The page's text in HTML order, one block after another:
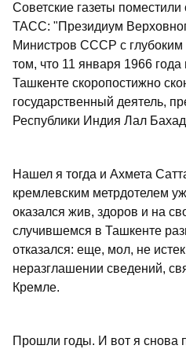
Советские газеты
ТАСС: "Президиум
Министров СССР с
том, что 11 января 1966 года
Ташкенте скоропостижно
государственный деятель,
Республики Индия Лал
Нашел я тогда и Ахмета
кремлевским метрдотелем
оказался жив, здоров и на
случившемся в Ташкенте
отказался: еще, мол, не
неразглашении сведений,
Кремле.
Прошли годы. И вот я снова